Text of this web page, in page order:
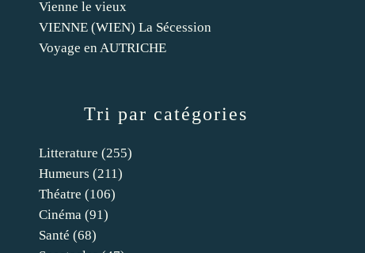
Tri par catégories
Litterature (255)
Humeurs (211)
Théatre (106)
Cinéma (91)
Santé (68)
Vienne le vieux
VIENNE (WIEN) La Sécession
Voyage en AUTRICHE